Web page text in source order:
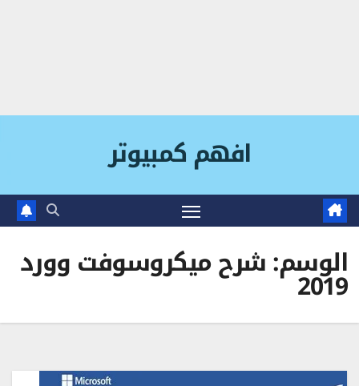
افهم كمبيوتر
الوسم:شرح ميكروسوفت وورد
2019